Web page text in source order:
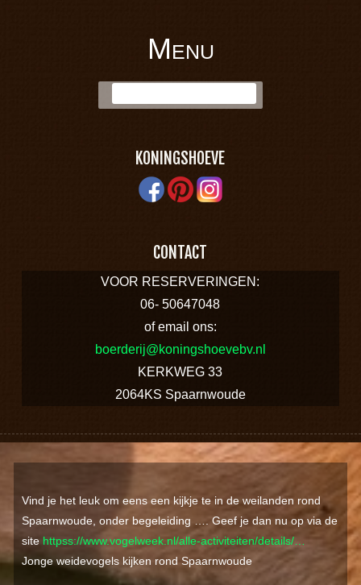
BOERDERIJ
KONINGSHOEVE
Menu
KONINGSHOEVE
CONTACT
VOOR RESERVERINGEN:
06- 50647048
of email ons:
boerderij@koningshoevebv.nl
KERKWEG 33
2064KS Spaarnwoude
Vind je het leuk om eens een kijkje te in de weilanden rond
Spaarnwoude, onder begeleiding …. Geef je dan nu op via de
site httpss://www.vogelweek.nl/alle-activiteiten/details/…
Jonge weidevogels kijken rond Spaarnwoude